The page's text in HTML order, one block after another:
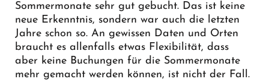
Sommermonate sehr gut gebucht. Das ist keine
neue Erkenntnis, sondern war auch die letzten
Jahre schon so. An gewissen Daten und Orten
braucht es allenfalls etwas Flexibilität, dass
aber keine Buchungen für die Sommermonate
mehr gemacht werden können, ist nicht der Fall.